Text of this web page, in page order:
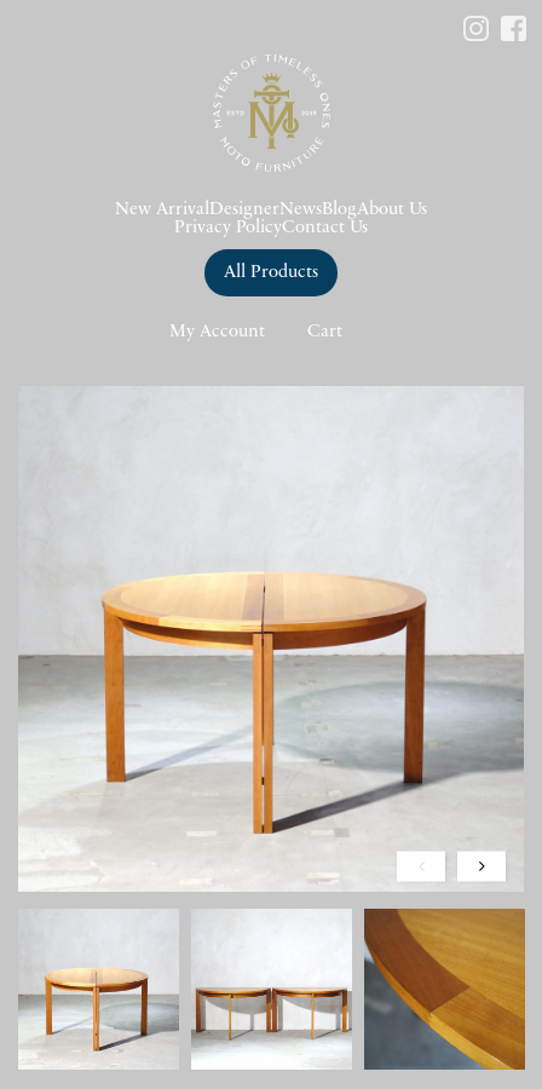
New Arrival DesignerNews BlogAbout Us
Privacy PolicyContact Us
All Products
My Account Cart